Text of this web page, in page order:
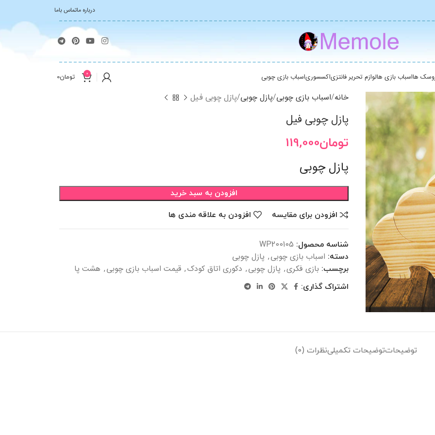
درباره ماتماس باما
هااسباب بازی هالوازم تحریر فانتزیاکسسوریاسباب بازی چوبی 0 تومان0
خانه اسباب بازی چوبی پازل چوبی پازل چوبی فیل
پازل چوبی فیل
تومان119,000
پازل چوبی
افزودن به سبد خرید
افزودن برای مقایسه افزودن به علاقه مندی ها
شناسه محصول: WP200105
دسته: اسباب بازی چوبی, پازل چوبی
برچسب: بازی فکری, پازل چوبی, دکوری اتاق کودک, قیمت اسباب بازی چوبی, هشت پا
اشتراک گذاری:
توضیحاتتوضیحات تکمیلینظرات (0)